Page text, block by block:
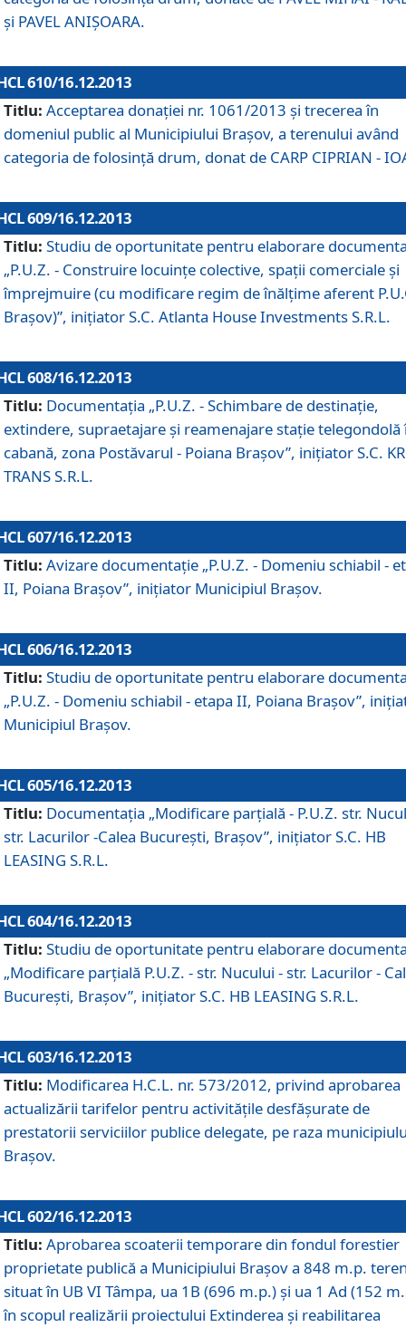
şi PAVEL ANIŞOARA.
610/16.12.2013
Titlu: Acceptarea donaţiei nr. 1061/2013 şi trecerea în
domeniul public al Municipiului Braşov, a terenului având
categoria de folosinţă drum, donat de CARP CIPRIAN -
609/16.12.2013
Titlu: Studiu de oportunitate pentru elaborare
„P.U.Z. - Construire locuinţe colective, spaţii comerciale şi
împrejmuire (cu modificare regim de înălţime aferent
Braşov)”, iniţiator S.C. Atlanta House Investments S.R.L.
608/16.12.2013
Titlu: Documentaţia „P.U.Z. - Schimbare de destinaţie,
extindere, supraetajare şi reamenajare staţie telegondolă
cabană, zona Postăvarul - Poiana Braşov”, iniţiator S.C.
TRANS S.R.L.
607/16.12.2013
Titlu: Avizare documentaţie „P.U.Z. - Domeniu schiabil -
II, Poiana Braşov”, iniţiator Municipiul Braşov.
606/16.12.2013
Titlu: Studiu de oportunitate pentru elaborare
„P.U.Z. - Domeniu schiabil - etapa II, Poiana Braşov”,
Municipiul Braşov.
605/16.12.2013
Titlu: Documentaţia „Modificare parţială - P.U.Z. str.
str. Lacurilor -Calea Bucureşti, Braşov”, iniţiator S.C. HB
LEASING S.R.L.
604/16.12.2013
Titlu: Studiu de oportunitate pentru elaborare
„Modificare parţială P.U.Z. - str. Nucului - str. Lacurilor -
Bucureşti, Braşov”, iniţiator S.C. HB LEASING S.R.L.
603/16.12.2013
Titlu: Modificarea H.C.L. nr. 573/2012, privind aprobarea
actualizării tarifelor pentru activităţile desfăşurate de
prestatorii serviciilor publice delegate, pe raza
Braşov.
602/16.12.2013
Titlu: Aprobarea scoaterii temporare din fondul forestier
proprietate publică a Municipiului Braşov a 848 m.p.
situat în UB VI Tâmpa, ua 1B (696 m.p.) şi ua 1 Ad (152
în scopul realizării proiectului Extinderea şi reabilitarea